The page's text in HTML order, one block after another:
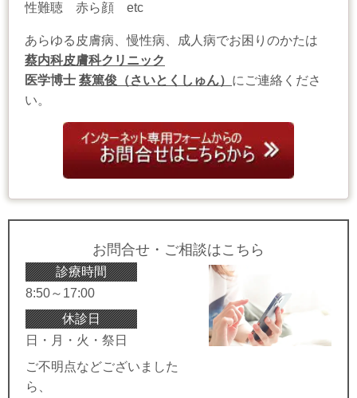
性難聴 赤ら顔 etc
あらゆる皮膚病、慢性病、成人病でお困りのかたは
蔡内科皮膚科クリニック
医学博士 蔡篤俊（さいとくしゅん） にご連絡くださ
い。
お問合せ・ご相談はこちら
診療時間
8:50～17:00
休診日
日・月・火・祭日
ご不明点などございました
ら、